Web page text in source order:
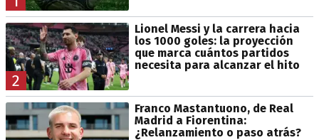
2
Lionel Messi y la carrera hacia
los 1000 goles: la proyección
que marca cuántos partidos
necesita para alcanzar el hito
Franco Mastantuono, de Real
Madrid a Fiorentina:
¿Relanzamiento o paso atrás?